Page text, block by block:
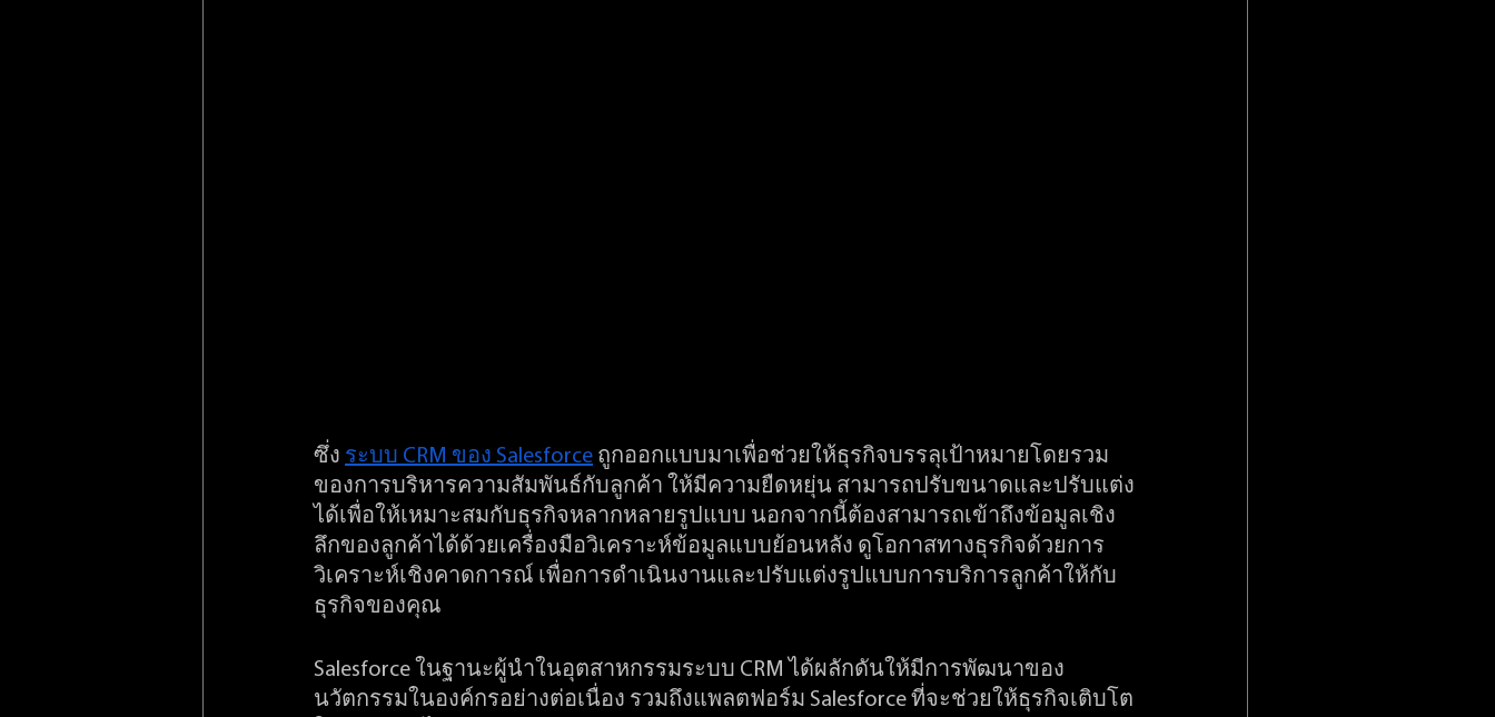
ซึ่ง ระบบ CRM ของ Salesforce ถูกออกแบบมาเพื่อช่วยให้ธุรกิจบรรลุเป้าหมายโดยรวม
ของการบริหารความสัมพันธ์กับลูกค้า ให้มีความยืดหยุ่น สามารถปรับขนาดและปรับแต่ง
ได้เพื่อให้เหมาะสมกับธุรกิจหลากหลายรูปแบบ นอกจากนี้ต้องสามารถเข้าถึงข้อมูลเชิง
ลึกของลูกค้าได้ด้วยเครื่องมือวิเคราะห์ข้อมูลแบบย้อนหลัง ดูโอกาสทางธุรกิจด้วยการ
วิเคราะห์เชิงคาดการณ์ เพื่อการดำเนินงานและปรับแต่งรูปแบบการบริการลูกค้าให้กับ
ธุรกิจของคุณ
Salesforce ในฐานะผู้นำในอุตสาหกรรมระบบ CRM ได้ผลักดันให้มีการพัฒนาของ
นวัตกรรมในองค์กรอย่างต่อเนื่อง รวมถึงแพลตฟอร์ม Salesforce ที่จะช่วยให้ธุรกิจเติบโต